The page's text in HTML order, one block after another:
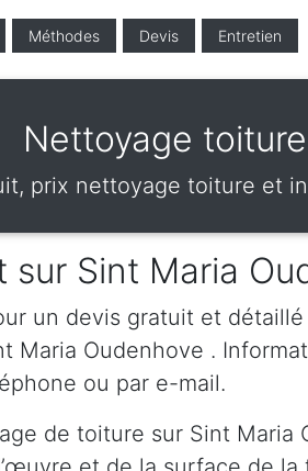
Méthodes Devis Entretien
Nettoyage
prix nettoyage toiture et
sur Sint Maria
un devis gratuit et
Maria Oudenhove .
ou par e-mail.
de toiture sur Sint